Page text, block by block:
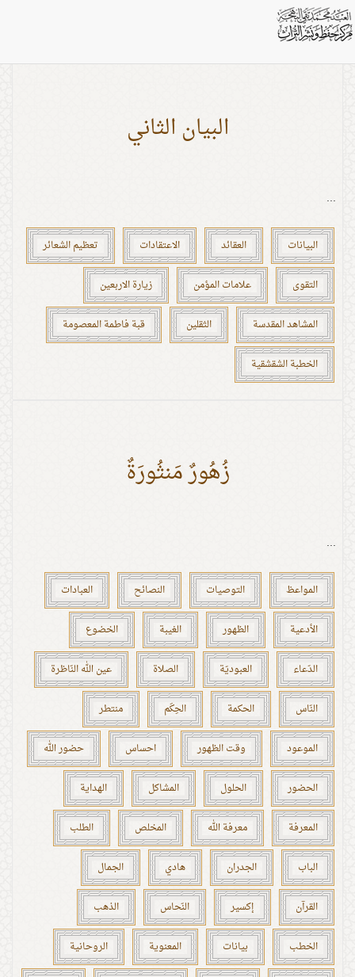
اشخاص: الإمام الغائب (عج)
البيان الثاني
...
البيانات العقائد الاعتقادات تعظيم الشعائر
التقوى علامات المؤمن زيارة الاربعين
المشاهد المقدسة الثقلين قبة فاطمة المعصومة
الخطبة الشقشقية
زُهُورٌ مَنثُورَةٌ
...
المواعظ التوصيات النصائح العبادات
الأدعية الظهور الغيبة الخضوع
الدّعاء العبوديّة الصلاة عين الله النّاظرة
النّاس الحكمة الحِكَم منتطر
الموعود وقت الظهور احساس حضور الله
الحضور الحلول المشاكل الهداية
المعرفة معرفة الله المخلص الطلب
الباب الجدران هادي الجمال
القرآن إكسير النّحاس الذهب
الخطب بيانات المعنوية الروحانية